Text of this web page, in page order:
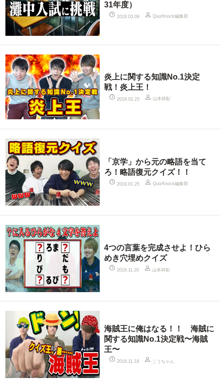
31年度）
2019.03.09 QuizKnock編集部
炎上に関する知識No.1決定
戦！炎上王！
2019.02.25 山本祥彰
「京学」から元の略語を当て
ろ！略語復元クイズ！！
2019.01.25 QuizKnock編集部
4つの言葉を完成させよ！ひら
めき穴埋めクイズ
2018.11.20 山本祥彰
海賊王に俺はなる！！ 海賊に
関する知識No.1決定戦〜海賊
王〜
2018.11.18 こうちゃん